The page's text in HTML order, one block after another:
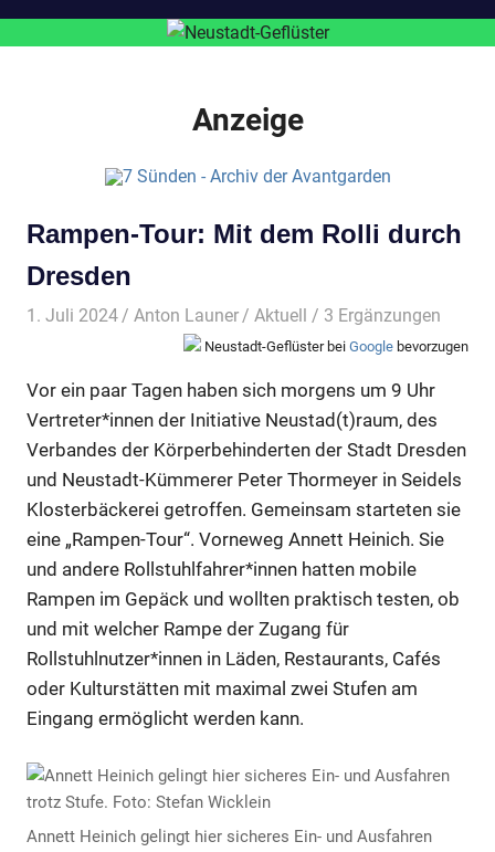
Anzeige
Rampen-Tour: Mit dem Rolli durch
Dresden
1. Juli 2024 Anton Launer Aktuell / 3 Ergänzungen
Neustadt-Geflüster bei Google bevorzugen
Vor ein paar Tagen haben sich morgens um 9 Uhr
Vertreter*innen der Initiative Neustad(t)raum, des
Verbandes der Körperbehinderten der Stadt Dresden
und Neustadt-Kümmerer Peter Thormeyer in Seidels
Klosterbäckerei getroffen. Gemeinsam starteten sie
eine „Rampen-Tour“. Vorneweg Annett Heinich. Sie
und andere Rollstuhlfahrer*innen hatten mobile
Rampen im Gepäck und wollten praktisch testen, ob
und mit welcher Rampe der Zugang für
Rollstuhlnutzer*innen in Läden, Restaurants, Cafés
oder Kulturstätten mit maximal zwei Stufen am
Eingang ermöglicht werden kann.
Annett Heinich gelingt hier sicheres Ein- und Ausfahren